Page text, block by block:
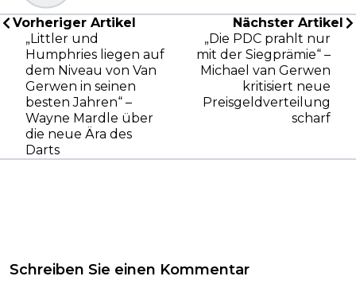
Vorheriger Artikel
„Littler und
Humphries liegen auf
dem Niveau von Van
Gerwen in seinen
besten Jahren“ –
Wayne Mardle über
die neue Ära des
Darts
Nächster Artikel
„Die PDC prahlt nur
mit der Siegprämie“ –
Michael van Gerwen
kritisiert neue
Preisgeldverteilung
scharf
Schreiben Sie einen Kommentar